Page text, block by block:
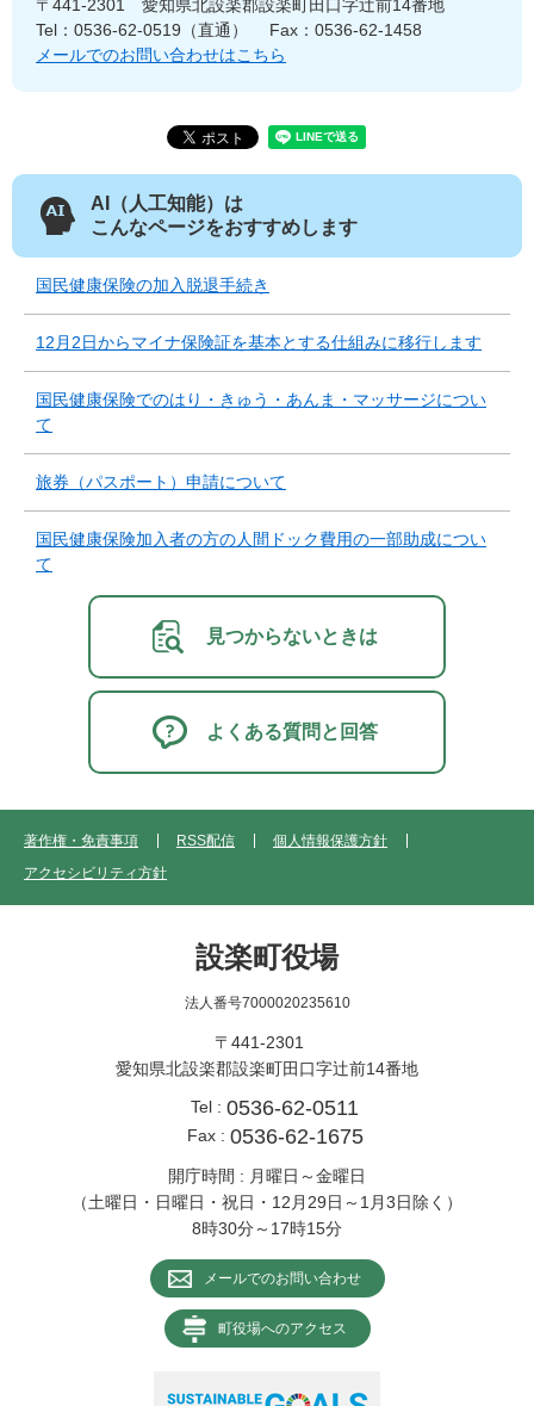
〒441-2301
愛知県北設楽郡設楽町田口字辻前14番地
Tel：0536-62-0519（直通）
Fax：0536-62-1458
メールでのお問い合わせはこちら
AI（人工知能）は
こんなページをおすすめします
国民健康保険の加入脱退手続き
12月2日からマイナ保険証を基本とする仕組みに移行します
国民健康保険でのはり・きゅう・あんま・マッサージについ
て
旅券（パスポート）申請について
国民健康保険加入者の方の人間ドック費用の一部助成につい
て
見つからないときは
よくある質問と回答
著作権・免責事項 RSS配信
個人情報保護方針
アクセシビリティ方針
設楽町役場
法人番号7000020235610
〒441-2301
愛知県北設楽郡設楽町田口字辻前14番地
Tel : 0536-62-0511
Fax : 0536-62-1675
開庁時間 : 月曜日～金曜日
（土曜日・日曜日・祝日・12月29日～1月3日除く）
8時30分～17時15分
メールでのお問い合わせ
町役場へのアクセス